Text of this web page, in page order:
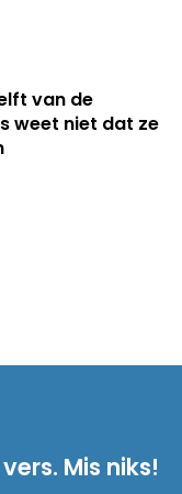
van de
weet niet dat ze
Mis niks!